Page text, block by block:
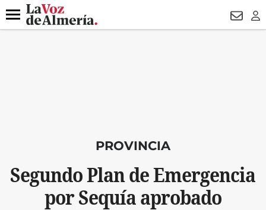
DESTACADO
Menú
PROVINCIA
Segundo Plan de Emergencia
por Sequía aprobado